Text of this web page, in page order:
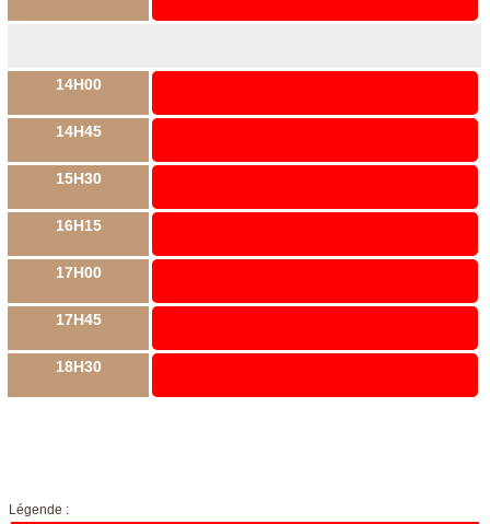
14H00
14H45
15H30
16H15
17H00
17H45
18H30
Légende :